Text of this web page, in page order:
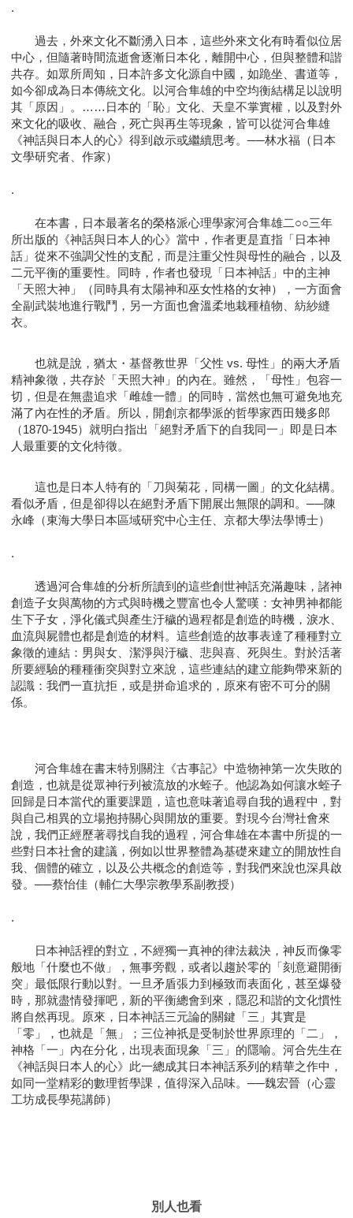
.
過去，外來文化不斷湧入日本，這些外來文化有時看似位居
中心，但隨著時間流逝會逐漸日本化，離開中心，但與整體和諧
共存。如眾所周知，日本許多文化源自中國，如跪坐、書道等，
如今卻成為日本傳統文化。以河合隼雄的中空均衡結構足以說明
其「原因」。……日本的「恥」文化、天皇不掌實權，以及對外
來文化的吸收、融合，死亡與再生等現象，皆可以從河合隼雄
《神話與日本人的心》得到啟示或繼續思考。──林水福（日本
文學研究者、作家）
.
在本書，日本最著名的榮格派心理學家河合隼雄二○○三年
所出版的《神話與日本人的心》當中，作者更是直指「日本神
話」從來不強調父性的支配，而是注重父性與母性的融合，以及
二元平衡的重要性。同時，作者也發現「日本神話」中的主神
「天照大神」（同時具有太陽神和巫女性格的女神），一方面會
全副武裝地進行戰鬥，另一方面也會溫柔地栽種植物、紡紗縫
衣。
也就是說，猶太・基督教世界「父性 vs. 母性」的兩大矛盾
精神象徵，共存於「天照大神」的內在。雖然，「母性」包容一
切，但是在無盡追求「雌雄一體」的同時，當然也無可避免地充
滿了內在性的矛盾。所以，開創京都學派的哲學家西田幾多郎
（1870-1945）就明白指出「絕對矛盾下的自我同一」即是日本
人最重要的文化特徵。
這也是日本人特有的「刀與菊花，同構一圖」的文化結構。
看似矛盾，但是卻得以在絕對矛盾下開展出無限的調和。──陳
永峰（東海大學日本區域研究中心主任、京都大學法學博士）
.
透過河合隼雄的分析所讀到的這些創世神話充滿趣味，諸神
創造子女與萬物的方式與時機之豐富也令人驚嘆：女神男神都能
生下子女，淨化儀式與產生汙穢的過程都是創造的時機，淚水、
血流與屍體也都是創造的材料。這些創造的故事表達了種種對立
象徵的連結：男與女、潔淨與汙穢、悲與喜、死與生。對於活著
所要經驗的種種衝突與對立來說，這些連結的建立能夠帶來新的
認識：我們一直抗拒，或是拼命追求的，原來有密不可分的關
係。
河合隼雄在書末特別關注《古事記》中造物神第一次失敗的
創造，也就是從眾神行列被流放的水蛭子。他認為如何讓水蛭子
回歸是日本當代的重要課題，這也意味著追尋自我的過程中，對
與自己相異的立場抱持關心與開放的重要。對現今台灣社會來
說，我們正經歷著尋找自我的過程，河合隼雄在本書中所提的一
些對日本社會的建議，例如以世界整體為基礎來建立的開放性自
我、個體的確立，以及公共概念的創造等，對我們來說也深具啟
發。──蔡怡佳（輔仁大學宗教學系副教授）
.
日本神話裡的對立，不經獨一真神的律法裁決，神反而像零
般地「什麼也不做」，無事旁觀，或者以趨於零的「刻意避開衝
突」最低限行動以對。一旦矛盾張力到極致而表面化，甚至爆發
時，那就盡情發揮吧，新的平衡總會到來，隱忍和諧的文化慣性
將自然再現。原來，日本神話三元論的關鍵「三」其實是
「零」，也就是「無」；三位神祇是受制於世界原理的「二」，
神格「一」內在分化，出現表面現象「三」的隱喻。河合先生在
《神話與日本人的心》此一總成其日本神話系列的精華之作中，
如同一堂精彩的數理哲學課，值得深入品味。──魏宏晉（心靈
工坊成長學苑講師）
別人也看